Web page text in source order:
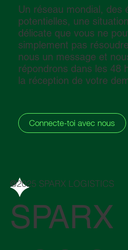
Un réseau mondial, des
potentielles, une
délicate que vous ne
simplement pas
nous un message et
répondrons dans les 48
la réception de votre
Connecte-toi avec nous
@2025 SPARX LOGISTICS
SPARX